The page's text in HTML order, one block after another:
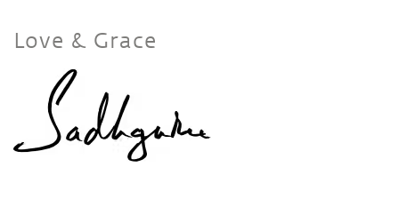
Love & Grace